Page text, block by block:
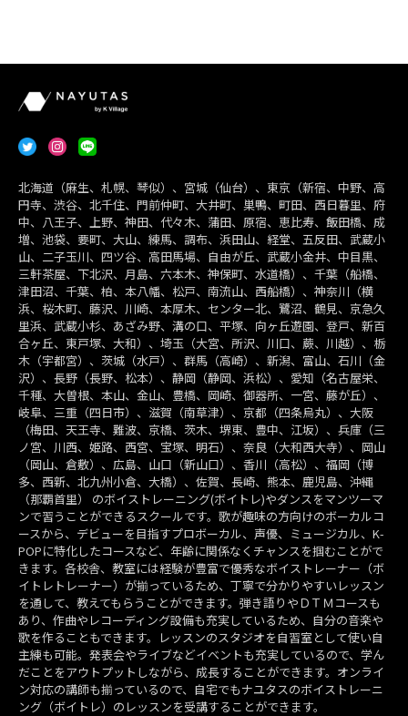
北海道（麻生、札幌、琴似）、宮城（仙台）、東京（新宿、中野、高
円寺、渋谷、北千住、門前仲町、大井町、巣鴨、町田、西日暮里、府
中、八王子、上野、神田、代々木、蒲田、原宿、恵比寿、飯田橋、成
増、池袋、要町、大山、練馬、調布、浜田山、経堂、五反田、武蔵小
山、二子玉川、四ツ谷、高田馬場、自由が丘、武蔵小金井、中目黒、
三軒茶屋、下北沢、月島、六本木、神保町、水道橋）、千葉（船橋、
津田沼、千葉、柏、本八幡、松戸、南流山、西船橋）、神奈川（横
浜、桜木町、藤沢、川崎、本厚木、センター北、鷺沼、鶴見、京急久
里浜、武蔵小杉、あざみ野、溝の口、平塚、向ヶ丘遊園、登戸、新百
合ヶ丘、東戸塚、大和）、埼玉（大宮、所沢、川口、蕨、川越）、栃
木（宇都宮）、茨城（水戸）、群馬（高崎）、新潟、富山、石川（金
沢）、長野（長野、松本）、静岡（静岡、浜松）、愛知（名古屋栄、
千種、大曽根、本山、金山、豊橋、岡崎、御器所、一宮、藤が丘）、
岐阜、三重（四日市）、滋賀（南草津）、京都（四条烏丸）、大阪
（梅田、天王寺、難波、京橋、茨木、堺東、豊中、江坂）、兵庫（三
ノ宮、川西、姫路、西宮、宝塚、明石）、奈良（大和西大寺）、岡山
（岡山、倉敷）、広島、山口（新山口）、香川（高松）、福岡（博
多、西新、北九州小倉、大橋）、佐賀、長崎、熊本、鹿児島、沖縄
（那覇首里） のボイストレーニング(ボイトレ)やダンスをマンツーマ
ンで習うことができるスクールです。歌が趣味の方向けのボーカルコ
ースから、デビューを目指すプロボーカル、声優、ミュージカル、K-
POPに特化したコースなど、年齢に関係なくチャンスを掴むことがで
きます。各校舎、教室には経験が豊富で優秀なボイストレーナー（ボ
イトレトレーナー）が揃っているため、丁寧で分かりやすいレッスン
を通して、教えてもらうことができます。弾き語りやＤＴＭコースも
あり、作曲やレコーディング設備も充実しているため、自分の音楽や
歌を作ることもできます。レッスンのスタジオを自習室として使い自
主練も可能。発表会やライブなどイベントも充実しているので、学ん
だことをアウトプットしながら、成長することができます。オンライ
ン対応の講師も揃っているので、自宅でもナユタスのボイストレーニ
ング（ボイトレ）のレッスンを受講することができます。